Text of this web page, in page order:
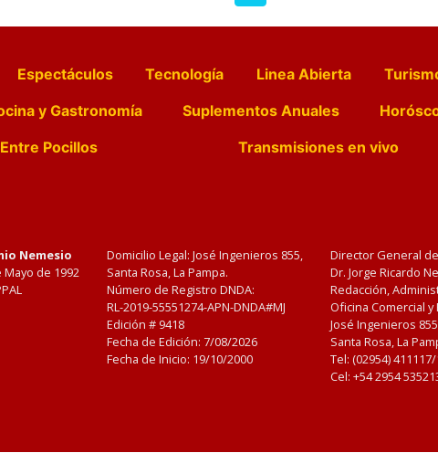
Espectáculos Tecnología Linea Abierta
y Gastronomía Suplementos Anuales
Entre Pocillos Transmisiones en vivo
Nemesio
de 1992
Domicilio Legal: José Ingenieros 855,
Santa Rosa, La Pampa.
Número de Registro DNDA:
RL-2019-55551274-APN-DNDA#MJ
Edición # 9418
Fecha de Edición: 7/08/2026
Fecha de Inicio: 19/10/2000
Director General
Dr. Jorge Ricardo
Redacción,
Oficina Comercial
José Ingenieros
Santa Rosa, La
Tel: (02954)
Cel: +54 2954